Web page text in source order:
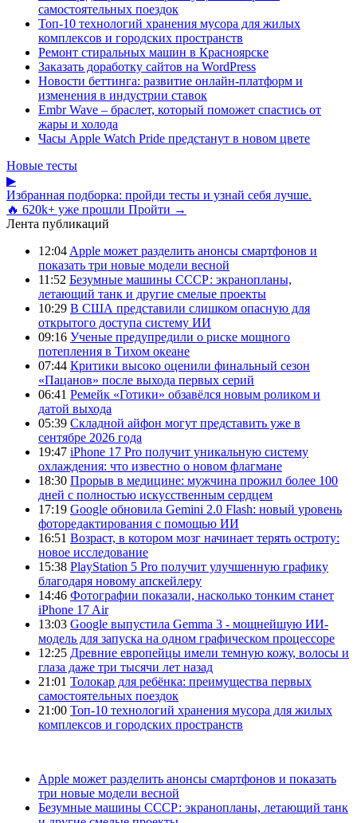
самостоятельных поездок
Топ-10 технологий хранения мусора для жилых
комплексов и городских пространств
Ремонт стиральных машин в Красноярске
Заказать доработку сайтов на WordPress
Новости беттинга: развитие онлайн-платформ и
изменения в индустрии ставок
Embr Wave – браслет, который поможет спастись от
жары и холода
Часы Apple Watch Pride предстанут в новом цвете
Новые тесты
▶
Избранная подборка: пройди тесты и узнай себя лучше.
🔥 620k+ уже прошли Пройти →
Лента публикаций
12:04 Apple может разделить анонсы смартфонов и
показать три новые модели весной
11:52 Безумные машины СССР: экранопланы,
летающий танк и другие смелые проекты
10:29 В США представили слишком опасную для
открытого доступа систему ИИ
09:16 Ученые предупредили о риске мощного
потепления в Тихом океане
07:44 Критики высоко оценили финальный сезон
«Пацанов» после выхода первых серий
06:41 Ремейк «Готики» обзавёлся новым роликом и
датой выхода
05:39 Складной айфон могут представить уже в
сентябре 2026 года
19:47 iPhone 17 Pro получит уникальную систему
охлаждения: что известно о новом флагмане
18:30 Прорыв в медицине: мужчина прожил более 100
дней с полностью искусственным сердцем
17:19 Google обновила Gemini 2.0 Flash: новый уровень
фоторедактирования с помощью ИИ
16:51 Возраст, в котором мозг начинает терять остроту:
новое исследование
15:38 PlayStation 5 Pro получит улучшенную графику
благодаря новому апскейлеру
14:46 Фотографии показали, насколько тонким станет
iPhone 17 Air
13:03 Google выпустила Gemma 3 - мощнейшую ИИ-
модель для запуска на одном графическом процессоре
12:25 Древние европейцы имели темную кожу, волосы и
глаза даже три тысячи лет назад
21:01 Толокар для ребёнка: преимущества первых
самостоятельных поездок
21:00 Топ-10 технологий хранения мусора для жилых
комплексов и городских пространств
Apple может разделить анонсы смартфонов и показать
три новые модели весной
Безумные машины СССР: экранопланы, летающий танк